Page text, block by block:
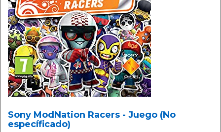
Sony ModNation Racers - Juego (No
específicado)